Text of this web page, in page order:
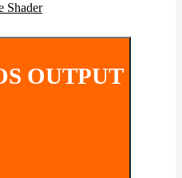
Shader
OUTPUT